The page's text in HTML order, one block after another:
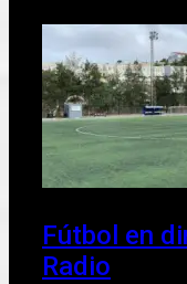
Fútbol en
Radio